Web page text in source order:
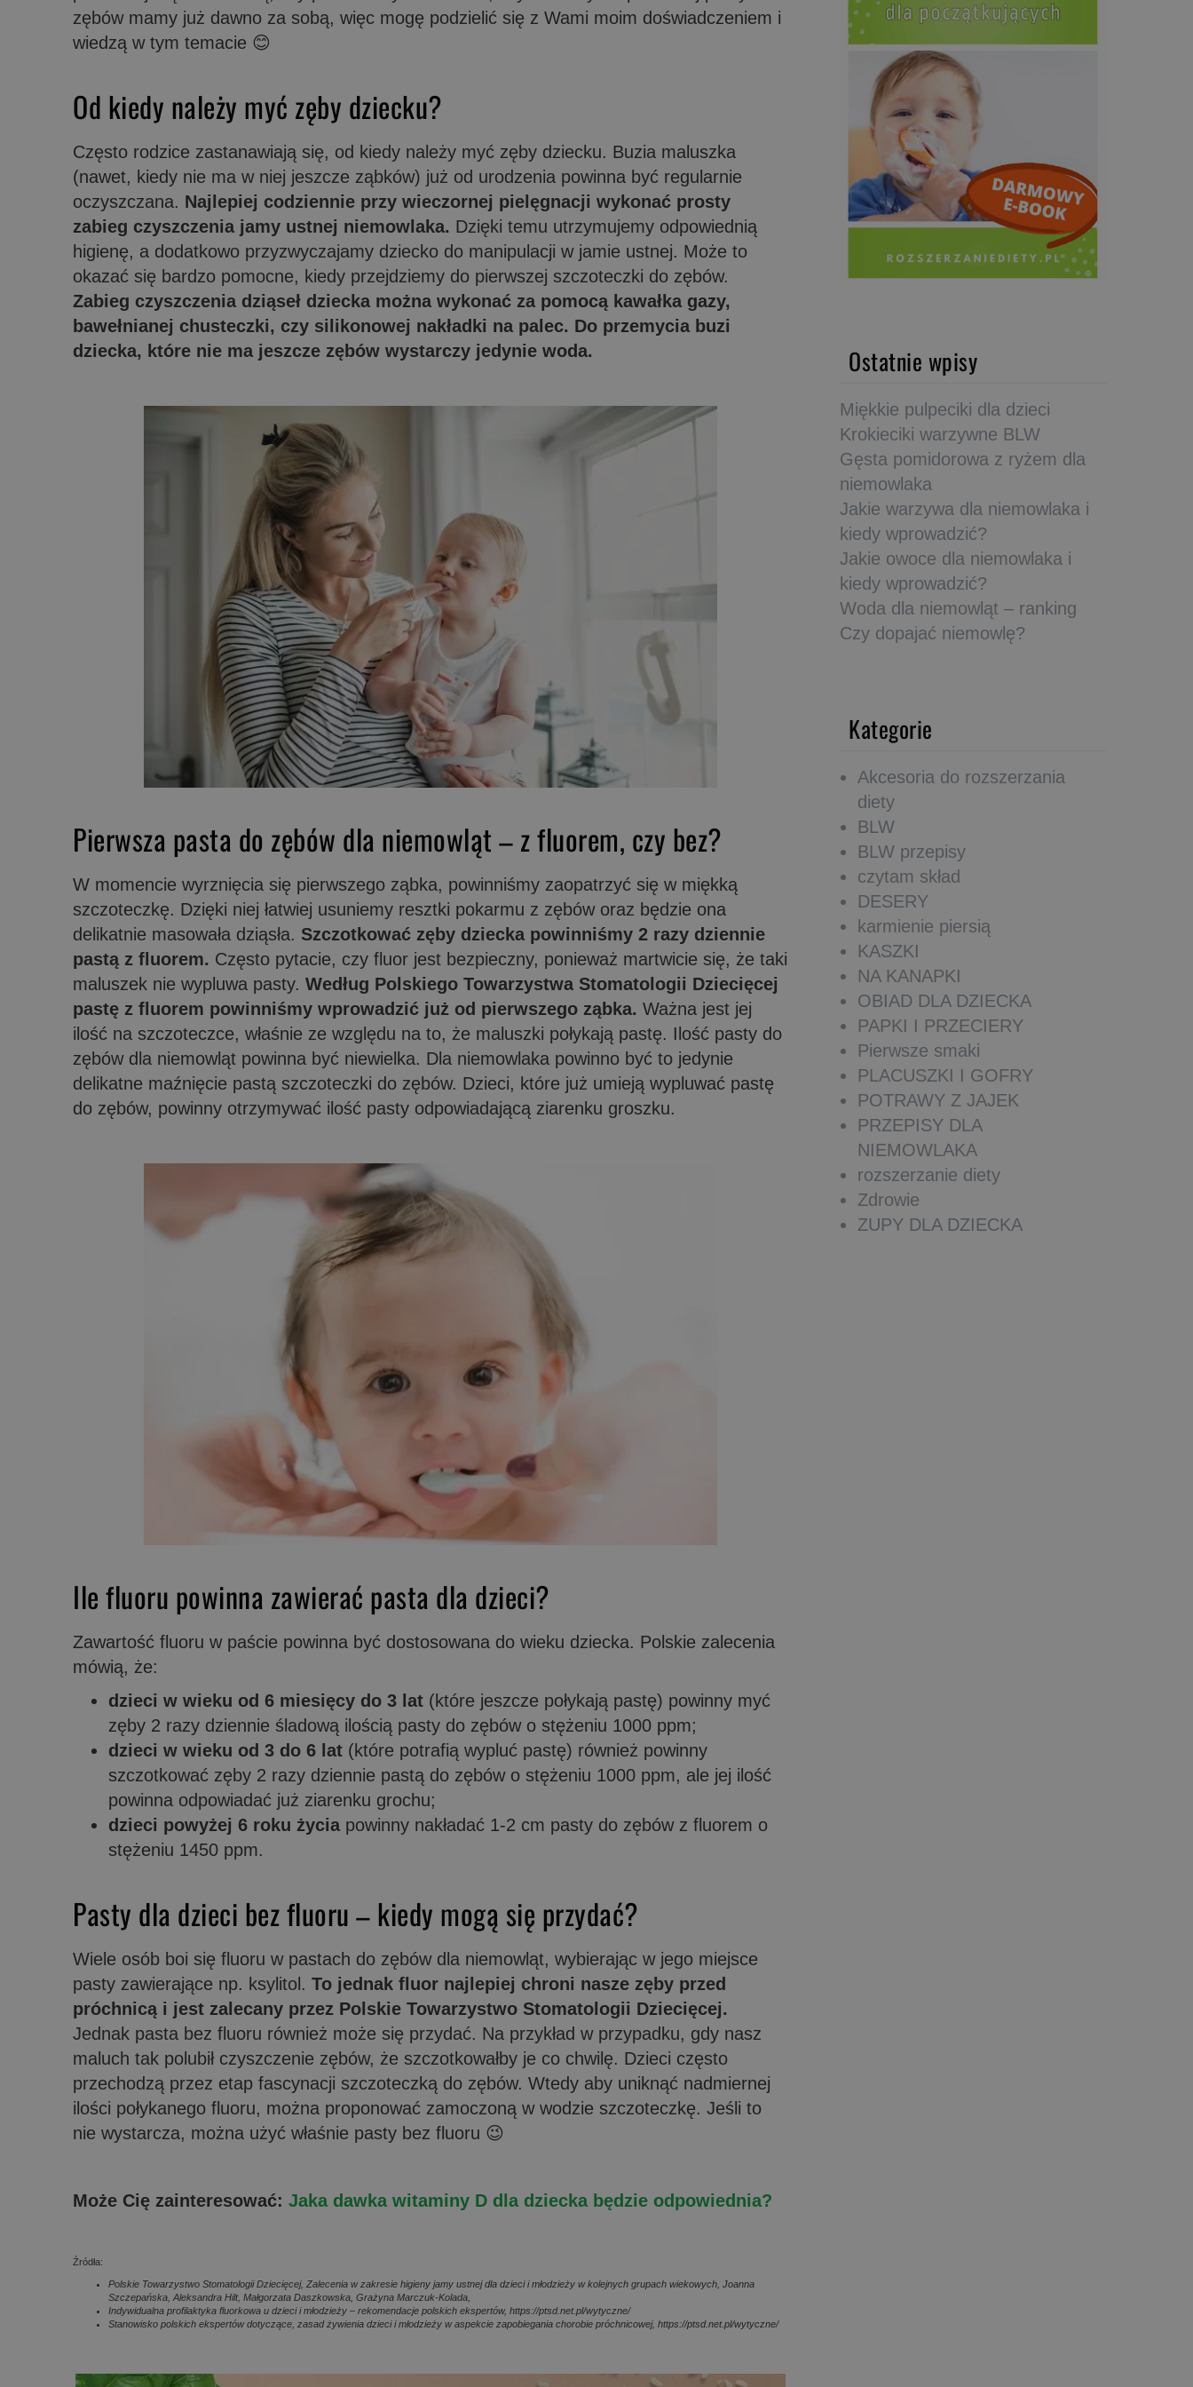
zębów mamy już dawno za sobą, więc mogę podzielić się z Wami moim doświadczeniem i
wiedzą w tym temacie 😊
Od kiedy należy myć zęby dziecku?
Często rodzice zastanawiają się, od kiedy należy myć zęby dziecku. Buzia maluszka
(nawet, kiedy nie ma w niej jeszcze ząbków) już od urodzenia powinna być regularnie
oczyszczana. Najlepiej codziennie przy wieczornej pielęgnacji wykonać prosty
zabieg czyszczenia jamy ustnej niemowlaka. Dzięki temu utrzymujemy odpowiednią
higienę, a dodatkowo przyzwyczajamy dziecko do manipulacji w jamie ustnej. Może to
okazać się bardzo pomocne, kiedy przejdziemy do pierwszej szczoteczki do zębów.
Zabieg czyszczenia dziąseł dziecka można wykonać za pomocą kawałka gazy,
bawełnianej chusteczki, czy silikonowej nakładki na palec. Do przemycia buzi
dziecka, które nie ma jeszcze zębów wystarczy jedynie woda.
Pierwsza pasta do zębów dla niemowląt – z fluorem, czy bez?
W momencie wyrznięcia się pierwszego ząbka, powinniśmy zaopatrzyć się w miękką
szczoteczkę. Dzięki niej łatwiej usuniemy resztki pokarmu z zębów oraz będzie ona
delikatnie masowała dziąsła. Szczotkować zęby dziecka powinniśmy 2 razy dziennie
pastą z fluorem. Często pytacie, czy fluor jest bezpieczny, ponieważ martwicie się, że taki
maluszek nie wypluwa pasty. Według Polskiego Towarzystwa Stomatologii Dziecięcej
pastę z fluorem powinniśmy wprowadzić już od pierwszego ząbka. Ważna jest jej
ilość na szczoteczce, właśnie ze względu na to, że maluszki połykają pastę. Ilość pasty do
zębów dla niemowląt powinna być niewielka. Dla niemowlaka powinno być to jedynie
delikatne maźnięcie pastą szczoteczki do zębów. Dzieci, które już umieją wypluwać pastę
do zębów, powinny otrzymywać ilość pasty odpowiadającą ziarenku groszku.
Ile fluoru powinna zawierać pasta dla dzieci?
Zawartość fluoru w paście powinna być dostosowana do wieku dziecka. Polskie zalecenia
mówią, że:
dzieci w wieku od 6 miesięcy do 3 lat (które jeszcze połykają pastę) powinny myć
zęby 2 razy dziennie śladową ilością pasty do zębów o stężeniu 1000 ppm;
dzieci w wieku od 3 do 6 lat (które potrafią wypluć pastę) również powinny
szczotkować zęby 2 razy dziennie pastą do zębów o stężeniu 1000 ppm, ale jej ilość
powinna odpowiadać już ziarenku grochu;
dzieci powyżej 6 roku życia powinny nakładać 1-2 cm pasty do zębów z fluorem o
stężeniu 1450 ppm.
Pasty dla dzieci bez fluoru – kiedy mogą się przydać?
Wiele osób boi się fluoru w pastach do zębów dla niemowląt, wybierając w jego miejsce
pasty zawierające np. ksylitol. To jednak fluor najlepiej chroni nasze zęby przed
próchnicą i jest zalecany przez Polskie Towarzystwo Stomatologii Dziecięcej.
Jednak pasta bez fluoru również może się przydać. Na przykład w przypadku, gdy nasz
maluch tak polubił czyszczenie zębów, że szczotkowałby je co chwilę. Dzieci często
przechodzą przez etap fascynacji szczoteczką do zębów. Wtedy aby uniknąć nadmiernej
ilości połykanego fluoru, można proponować zamoczoną w wodzie szczoteczkę. Jeśli to
nie wystarcza, można użyć właśnie pasty bez fluoru 😉
Może Cię zainteresować: Jaka dawka witaminy D dla dziecka będzie odpowiednia?
Źródła:
Polskie Towarzystwo Stomatologii Dziecięcej, Zalecenia w zakresie higieny jamy ustnej dla dzieci i młodzieży w kolejnych grupach wiekowych, Joanna
Szczepańska, Aleksandra Hilt, Małgorzata Daszkowska, Grażyna Marczuk-Kolada,
Indywidualna profilaktyka fluorkowa u dzieci i młodzieży – rekomendacje polskich ekspertów, https://ptsd.net.pl/wytyczne/
Stanowisko polskich ekspertów dotyczące, zasad żywienia dzieci i młodzieży w aspekcie zapobiegania chorobie próchnicowej, https://ptsd.net.pl/wytyczne/
Ostatnie wpisy
Miękkie pulpeciki dla dzieci
Krokieciki warzywne BLW
Gęsta pomidorowa z ryżem dla
niemowlaka
Jakie warzywa dla niemowlaka i
kiedy wprowadzić?
Jakie owoce dla niemowlaka i
kiedy wprowadzić?
Woda dla niemowląt – ranking
Czy dopajać niemowlę?
Kategorie
Akcesoria do rozszerzania
diety
BLW
BLW przepisy
czytam skład
DESERY
karmienie piersią
KASZKI
NA KANAPKI
OBIAD DLA DZIECKA
PAPKI I PRZECIERY
Pierwsze smaki
PLACUSZKI I GOFRY
POTRAWY Z JAJEK
PRZEPISY DLA
NIEMOWLAKA
rozszerzanie diety
Zdrowie
ZUPY DLA DZIECKA